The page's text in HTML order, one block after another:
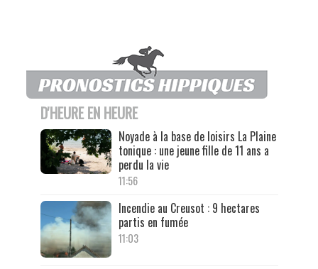
D'HEURE EN HEURE
Noyade à la base de loisirs La Plaine
tonique : une jeune fille de 11 ans a
perdu la vie
11:56
Incendie au Creusot : 9 hectares
partis en fumée
11:03